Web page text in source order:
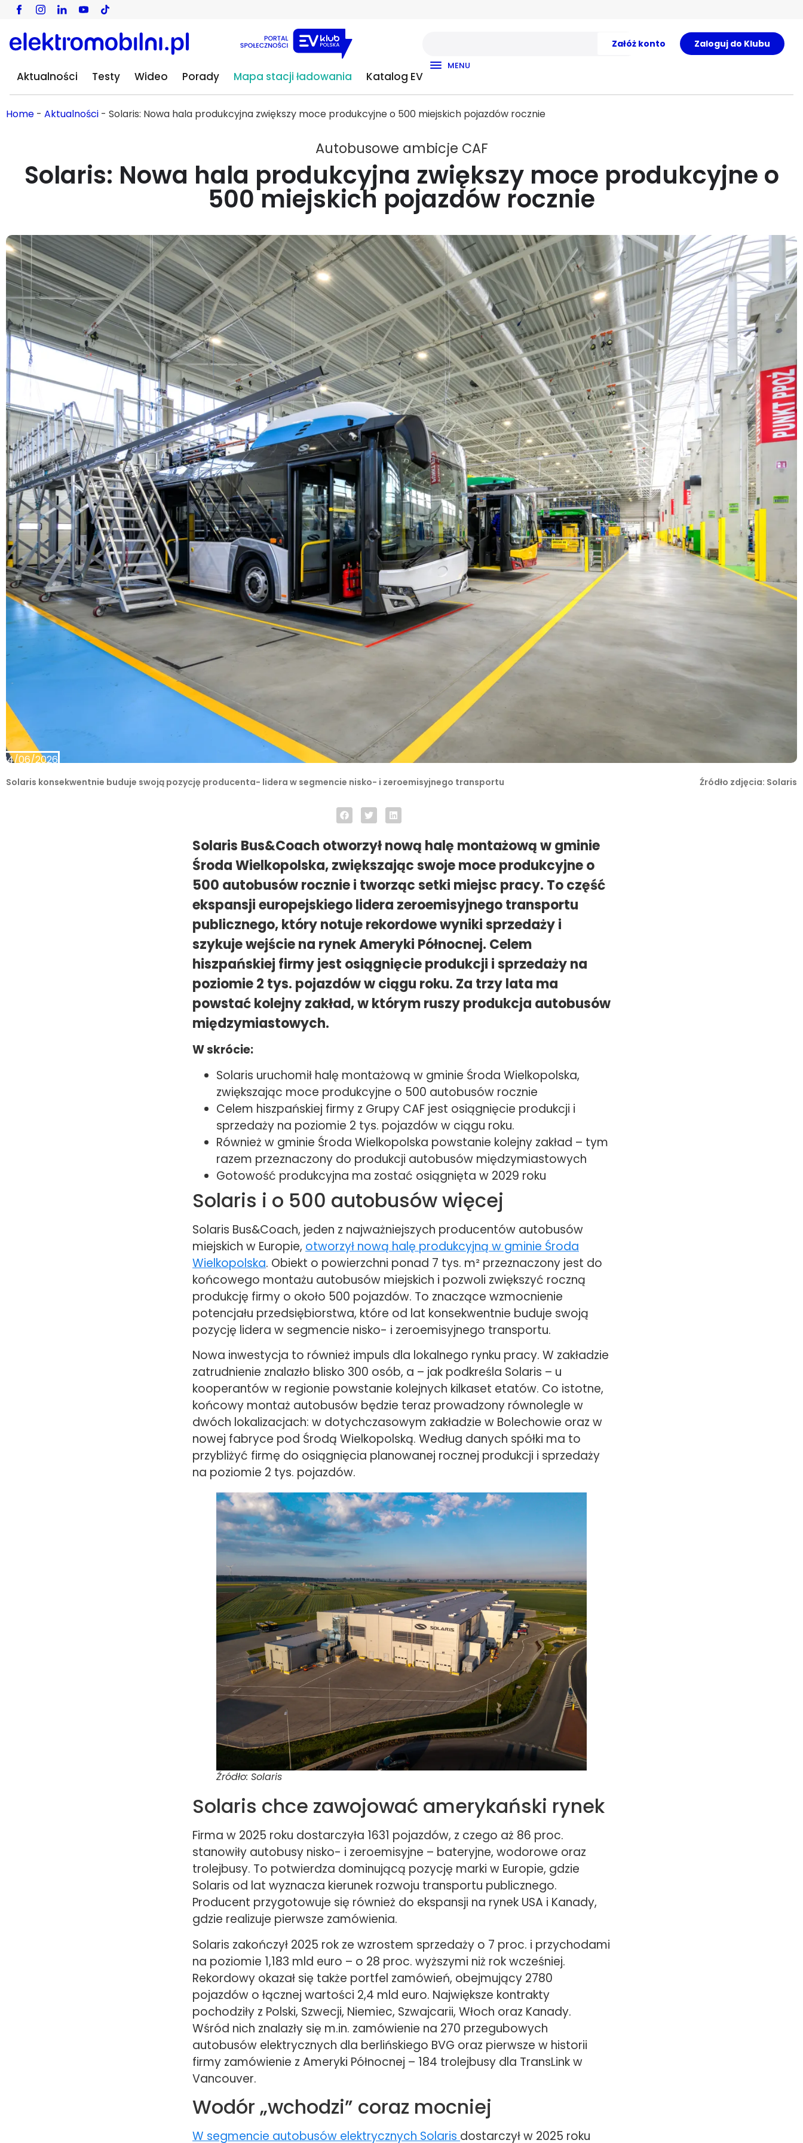
Załóż konto Zaloguj do Klubu
Aktualności Testy Wideo Porady Mapa stacji ładowania Katalog EV
MENU
Home - Aktualności - Solaris: Nowa hala produkcyjna zwiększy moce produkcyjne o 500 miejskich pojazdów rocznie
Autobusowe ambicje CAF
Solaris: Nowa hala produkcyjna zwiększy moce produkcyjne o
500 miejskich pojazdów rocznie
24/06/2026
Solaris konsekwentnie buduje swoją pozycję producenta- lidera w segmencie nisko- i zeroemisyjnego transportu Źródło zdjęcia: Solaris
Solaris Bus&Coach otworzył nową halę montażową w gminie
Środa Wielkopolska, zwiększając swoje moce produkcyjne o
500 autobusów rocznie i tworząc setki miejsc pracy. To część
ekspansji europejskiego lidera zeroemisyjnego transportu
publicznego, który notuje rekordowe wyniki sprzedaży i
szykuje wejście na rynek Ameryki Północnej. Celem
hiszpańskiej firmy jest osiągnięcie produkcji i sprzedaży na
poziomie 2 tys. pojazdów w ciągu roku. Za trzy lata ma
powstać kolejny zakład, w którym ruszy produkcja autobusów
międzymiastowych.
W skrócie:
Solaris uruchomił halę montażową w gminie Środa Wielkopolska,
zwiększając moce produkcyjne o 500 autobusów rocznie
Celem hiszpańskiej firmy z Grupy CAF jest osiągnięcie produkcji i
sprzedaży na poziomie 2 tys. pojazdów w ciągu roku.
Również w gminie Środa Wielkopolska powstanie kolejny zakład – tym
razem przeznaczony do produkcji autobusów międzymiastowych
Gotowość produkcyjna ma zostać osiągnięta w 2029 roku
Solaris i o 500 autobusów więcej
Solaris Bus&Coach, jeden z najważniejszych producentów autobusów
miejskich w Europie, otworzył nową halę produkcyjną w gminie Środa
Wielkopolska. Obiekt o powierzchni ponad 7 tys. m² przeznaczony jest do
końcowego montażu autobusów miejskich i pozwoli zwiększyć roczną
produkcję firmy o około 500 pojazdów. To znaczące wzmocnienie
potencjału przedsiębiorstwa, które od lat konsekwentnie buduje swoją
pozycję lidera w segmencie nisko- i zeroemisyjnego transportu.
Nowa inwestycja to również impuls dla lokalnego rynku pracy. W zakładzie
zatrudnienie znalazło blisko 300 osób, a – jak podkreśla Solaris – u
kooperantów w regionie powstanie kolejnych kilkaset etatów. Co istotne,
końcowy montaż autobusów będzie teraz prowadzony równolegle w
dwóch lokalizacjach: w dotychczasowym zakładzie w Bolechowie oraz w
nowej fabryce pod Środą Wielkopolską. Według danych spółki ma to
przybliżyć firmę do osiągnięcia planowanej rocznej produkcji i sprzedaży
na poziomie 2 tys. pojazdów.
Źródło: Solaris
Solaris chce zawojować amerykański rynek
Firma w 2025 roku dostarczyła 1631 pojazdów, z czego aż 86 proc.
stanowiły autobusy nisko- i zeroemisyjne – bateryjne, wodorowe oraz
trolejbusy. To potwierdza dominującą pozycję marki w Europie, gdzie
Solaris od lat wyznacza kierunek rozwoju transportu publicznego.
Producent przygotowuje się również do ekspansji na rynek USA i Kanady,
gdzie realizuje pierwsze zamówienia.
Solaris zakończył 2025 rok ze wzrostem sprzedaży o 7 proc. i przychodami
na poziomie 1,183 mld euro – o 28 proc. wyższymi niż rok wcześniej.
Rekordowy okazał się także portfel zamówień, obejmujący 2780
pojazdów o łącznej wartości 2,4 mld euro. Największe kontrakty
pochodziły z Polski, Szwecji, Niemiec, Szwajcarii, Włoch oraz Kanady.
Wśród nich znalazły się m.in. zamówienie na 270 przegubowych
autobusów elektrycznych dla berlińskiego BVG oraz pierwsze w historii
firmy zamówienie z Ameryki Północnej – 184 trolejbusy dla TransLink w
Vancouver.
Wodór „wchodzi” coraz mocniej
W segmencie autobusów elektrycznych Solaris dostarczył w 2025 roku